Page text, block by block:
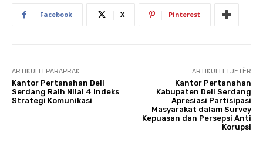
Facebook X Pinterest
ARTIKULLI PARAPRAK
Kantor Pertanahan Deli
Serdang Raih Nilai 4 Indeks
Strategi Komunikasi
ARTIKULLI TJETËR
Kantor Pertanahan
Kabupaten Deli Serdang
Apresiasi Partisipasi
Masyarakat dalam Survey
Kepuasan dan Persepsi Anti
Korupsi